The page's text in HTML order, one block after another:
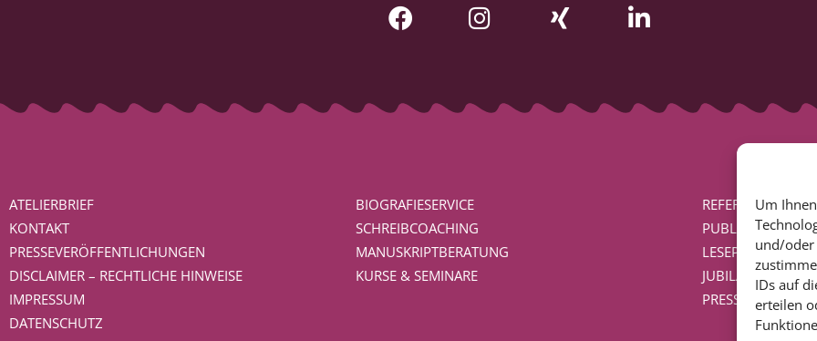
Um
und/oder
IDs auf
erteilen
ATELIERBRIEF
KONTAKT
PRESSEVERÖFFENTLICHUNGEN
DISCLAIMER – RECHTLICHE HINWEISE
IMPRESSUM
DATENSCHUTZ
BIOGRAFIESERVICE
SCHREIBCOACHING
MANUSKRIPTBERATUNG
KURSE & SEMINARE
REFERENZEN
PUBLIKATIONEN
LESEPROBEN